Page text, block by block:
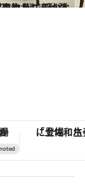
イル
の味 【夏限定ディナーコース】旬を